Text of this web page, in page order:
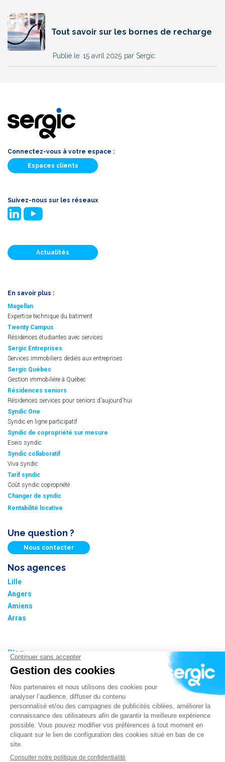
Tout savoir sur les bornes de recharge
par Sergic
15 avril 2025
Connectez-vous à votre espace :
Espaces clients
Suivez-nous sur les réseaux
Actualités
En savoir plus :
Magellan
Expertise technique du batiment
Twenty Campus
Résidences étudiantes avec services
Sergic Entreprises
Services immobiliers dédiés aux entreprises
Sergic Québec
Gestion immobilière à Québec
Résidences seniors
Résidences services pour seniors d'aujourd'hui
Syndic One
Syndic en ligne participatif
Syndic de copropriété sur mesure
Eseis syndic
Syndic collaboratif
Viva syndic
Tarif syndic
Coût syndic copropriété
Changer de syndic
Rentabilité locative
Une question ?
Nous contacter
Nos agences
Lille
Angers
Amiens
Arras
Blog
Nos tarifs
Plan du site
Informations cookies
Paramétrer les cookies